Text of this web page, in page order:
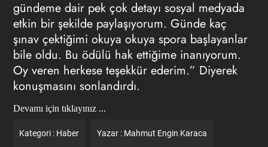
gündeme dair pek çok detayı sosyal medyada
etkin bir şekilde paylaşıyorum. Günde kaç
şınav çektiğimi okuya okuya spora başlayanlar
bile oldu. Bu ödülü hak ettiğime inanıyorum.
Oy veren herkese teşekkür ederim.” Diyerek
konuşmasını sonlandırdı.
Devamı için tıklayınız ...
Kategori : Haber Yazar : Mahmut Engin Karaca